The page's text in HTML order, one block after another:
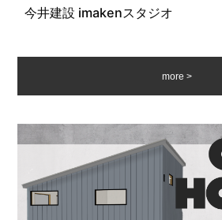
今井建設 imakenスタジオ
more